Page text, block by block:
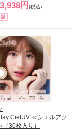
3,938円 (税込)
CielUV ≪シエルアク
30枚入り）